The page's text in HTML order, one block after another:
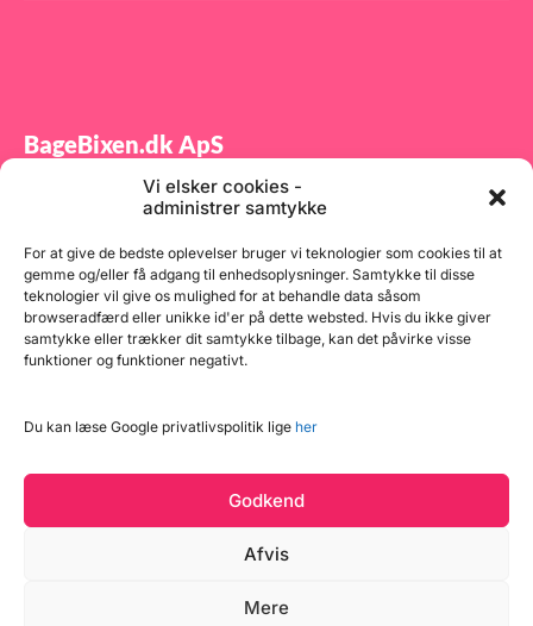
Vi elsker cookies -
administrer samtykke
For at give de bedste oplevelser bruger vi teknologier som cookies til at
gemme og/eller få adgang til enhedsoplysninger. Samtykke til disse
teknologier vil give os mulighed for at behandle data såsom
browseradfærd eller unikke id'er på dette websted. Hvis du ikke giver
samtykke eller trækker dit samtykke tilbage, kan det påvirke visse
funktioner og funktioner negativt.
Du kan læse Google privatlivspolitik lige her
Godkend
Afvis
Mere
BageBixen.dk ApS
Tilmeld dig vores nyhedsbrev og modtag gode tilbud
samt spændende produktnyheder direkte i din
indbakke.